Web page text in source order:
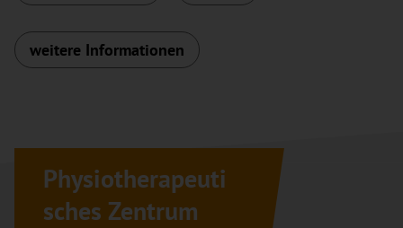
weitere Informationen
Physiotherapeuti
sches Zentrum